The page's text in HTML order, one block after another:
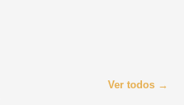
Ver todos →